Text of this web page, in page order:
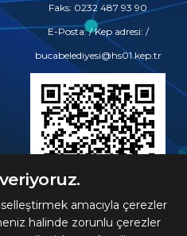
Faks: 0232 487 93 90
E-Posta: / Kep adresi: /
bucabelediyesi@hs01.kep.tr
amacıyla çerezler
halinde zorunlu çerezler